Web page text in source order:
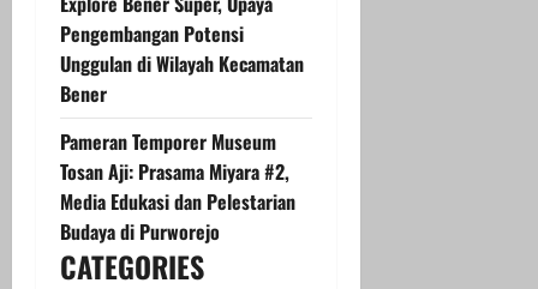
Pengembangan Potensi
Unggulan di Wilayah Kecamatan
Bener
Pameran Temporer Museum
Tosan Aji: Prasama Miyara #2,
Media Edukasi dan Pelestarian
Budaya di Purworejo
CATEGORIES